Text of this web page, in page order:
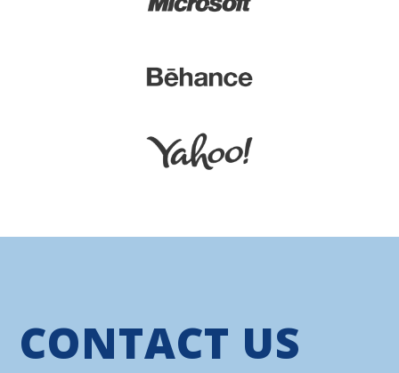
CONTACT US